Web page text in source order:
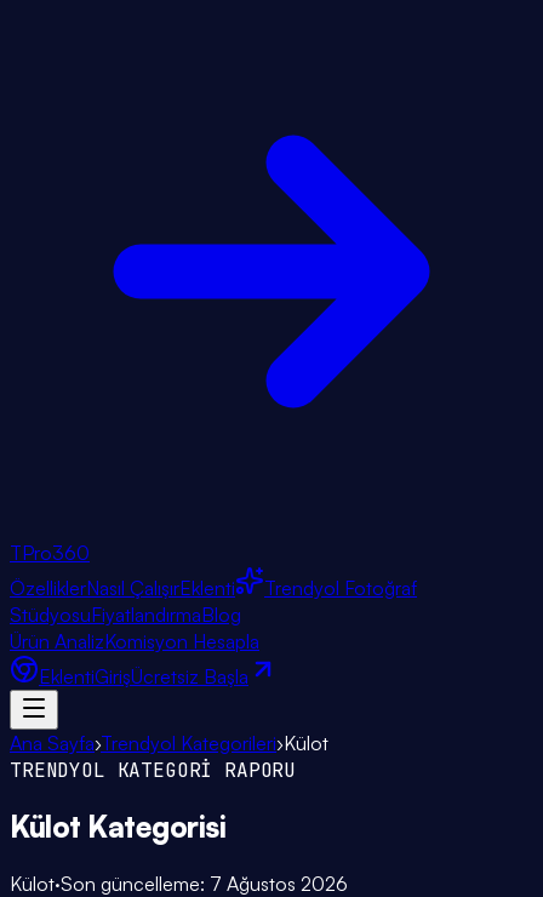
TPro360
ÖzelliklerNasıl ÇalışırEklenti
Trendyol Fotoğraf
StüdyosuFiyatlandırmaBlog
Ürün AnalizKomisyon Hesapla
EklentiGirişÜcretsiz Başla
Ana Sayfa›Trendyol Kategorileri›Külot
TRENDYOL KATEGORİ RAPORU
Külot Kategorisi
Külot·Son güncelleme: 7 Ağustos 2026